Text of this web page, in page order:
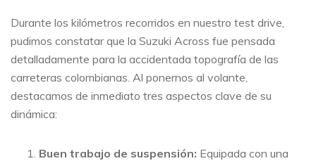
Durante los kilómetros recorridos en nuestro test drive,
pudimos constatar que la Suzuki Across fue pensada
detalladamente para la accidentada topografía de las
carreteras colombianas. Al ponernos al volante,
destacamos de inmediato tres aspectos clave de su
dinámica:
Buen trabajo de suspensión: Equipada con una